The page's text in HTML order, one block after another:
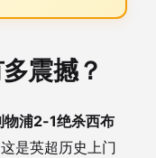
震撼？
浦2-1绝杀西布
这是英超历史上门